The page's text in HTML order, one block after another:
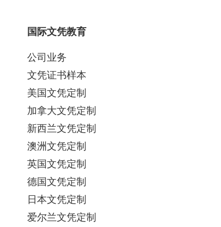
国际文凭教育
公司业务
文凭证书样本
美国文凭定制
加拿大文凭定制
新西兰文凭定制
澳洲文凭定制
英国文凭定制
德国文凭定制
日本文凭定制
爱尔兰文凭定制